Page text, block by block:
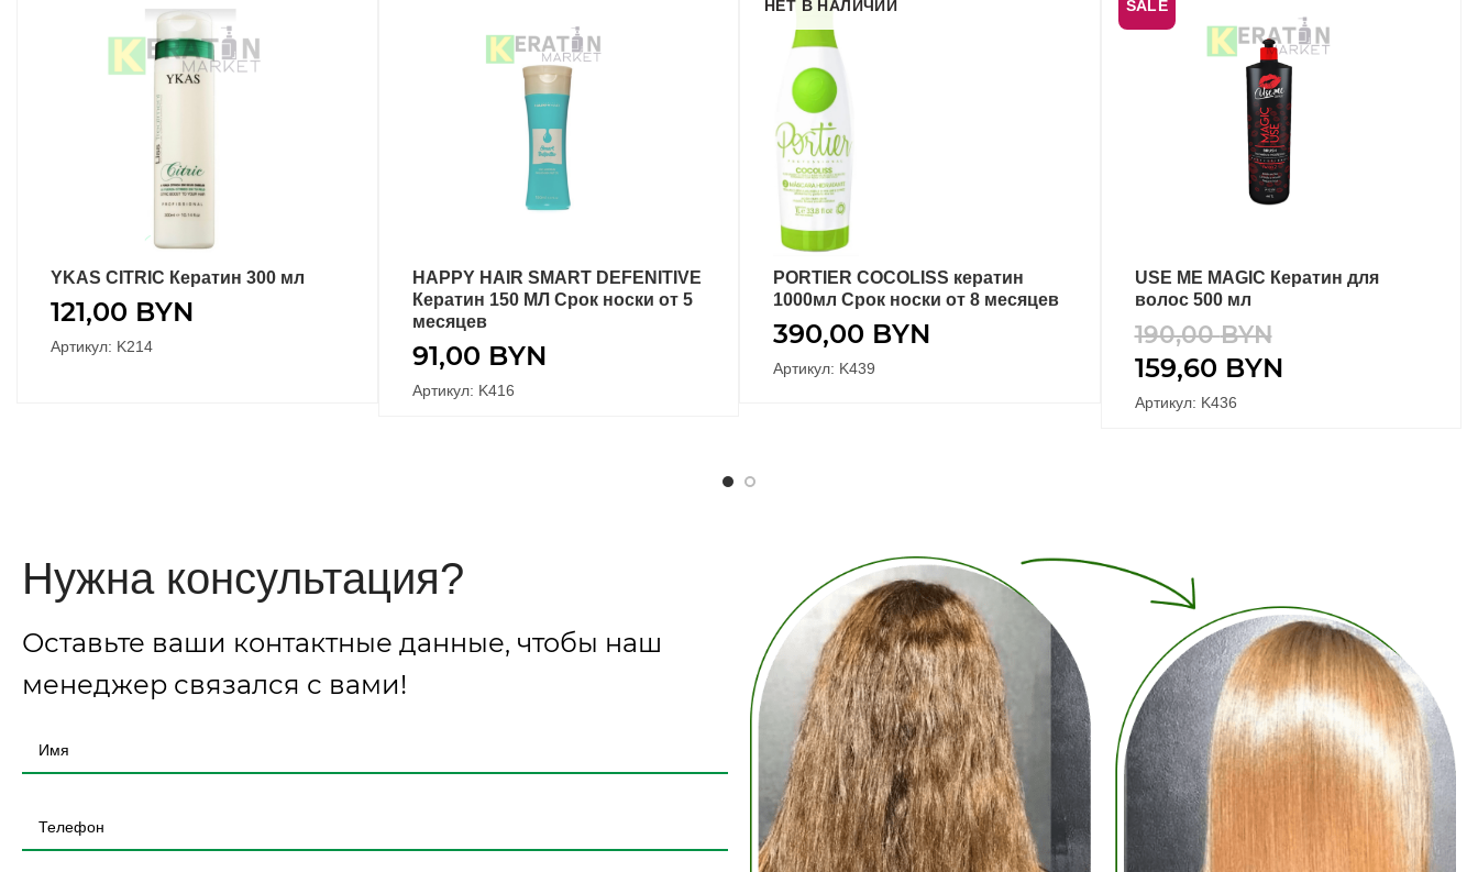
В КОРЗИНУ
YKAS CITRIC Кератин 300 мл
121,00 BYN
Артикул: K214
В КОРЗИНУ
HAPPY HAIR SMART DEFENITIVE
Кератин 150 МЛ Срок носки от 5
месяцев
91,00 BYN
Артикул: K416
НЕТ В НАЛИЧИИ
ПОДРОБНЕЕ
PORTIER COCOLISS кератин
1000мл Срок носки от 8 месяцев
390,00 BYN
Артикул: K439
SALE
В КОРЗИНУ
USE ME MAGIC Кератин для
волос 500 мл
190,00BYN
159,60 BYN
Артикул: K436
Нужна консультация?
Оставьте ваши контактные данные, чтобы наш
менеджер связался с вами!